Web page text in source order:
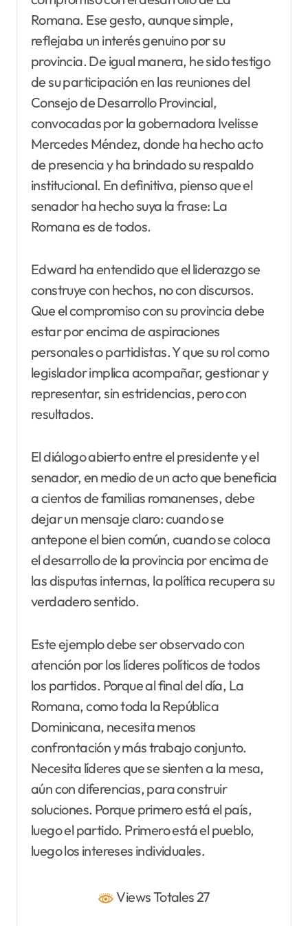
Romana. Ese gesto, aunque simple,
reflejaba un interés genuino por su
provincia. De igual manera, he sido testigo
de su participación en las reuniones del
Consejo de Desarrollo Provincial,
convocadas por la gobernadora Ivelisse
Mercedes Méndez, donde ha hecho acto
de presencia y ha brindado su respaldo
institucional. En definitiva, pienso que el
senador ha hecho suya la frase: La
Romana es de todos.
Edward ha entendido que el liderazgo se
construye con hechos, no con discursos.
Que el compromiso con su provincia debe
estar por encima de aspiraciones
personales o partidistas. Y que su rol como
legislador implica acompañar, gestionar y
representar, sin estridencias, pero con
resultados.
El diálogo abierto entre el presidente y el
senador, en medio de un acto que beneficia
a cientos de familias romanenses, debe
dejar un mensaje claro: cuando se
antepone el bien común, cuando se coloca
el desarrollo de la provincia por encima de
las disputas internas, la política recupera su
verdadero sentido.
Este ejemplo debe ser observado con
atención por los líderes políticos de todos
los partidos. Porque al final del día, La
Romana, como toda la República
Dominicana, necesita menos
confrontación y más trabajo conjunto.
Necesita líderes que se sienten a la mesa,
aún con diferencias, para construir
soluciones. Porque primero está el país,
luego el partido. Primero está el pueblo,
luego los intereses individuales.
Views Totales 27